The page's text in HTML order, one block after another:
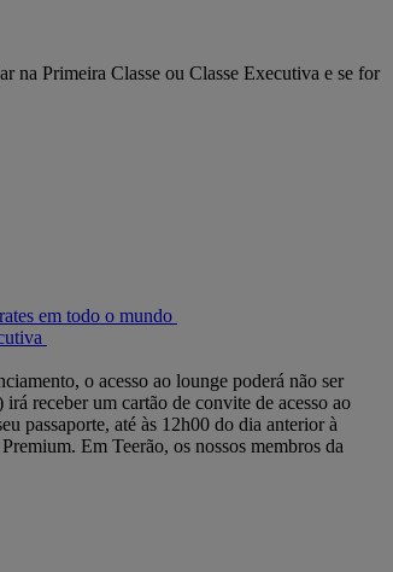
na Primeira Classe ou Classe Executiva e se for
em todo o mundo
o acesso ao lounge poderá não ser
receber um cartão de convite de acesso ao
passaporte, até às 12h00 do dia anterior à
Em Teerão, os nossos membros da